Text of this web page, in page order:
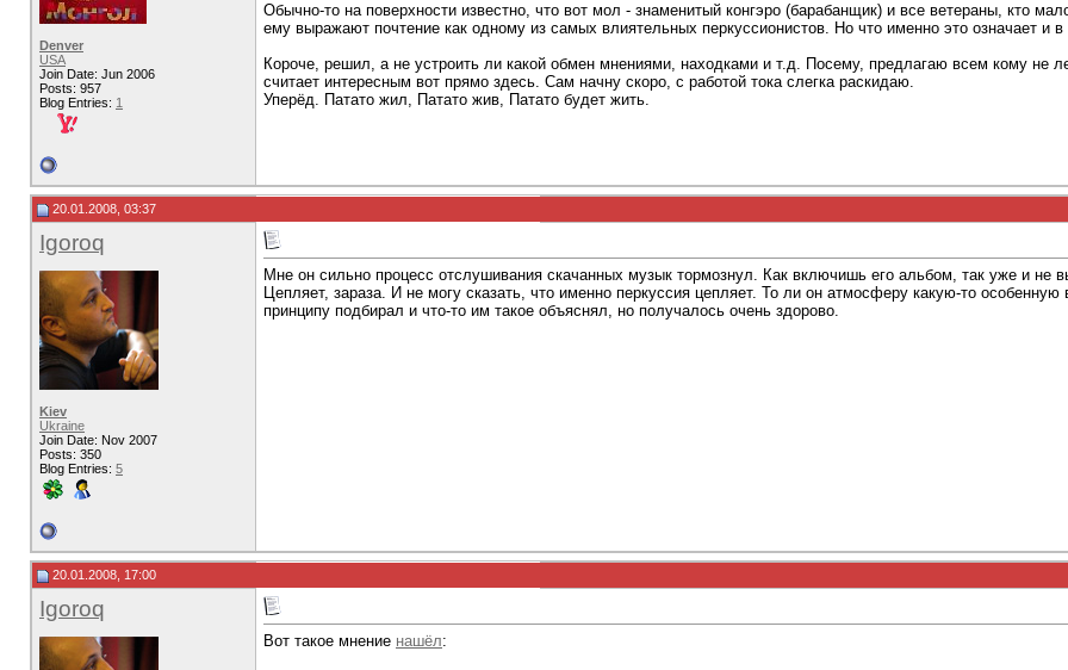
Denver
USA
Join Date: Jun 2006
Posts: 957
Blog Entries: 1
Обычно-то на поверхности известно, что вот мол - знаменитый конгэро (барабанщик) и все ветераны, кто
ему выражают почтение как одному из самых влиятельных перкуссионистов. Но что именно это означает и
Короче, решил, а не устроить ли какой обмен мнениями, находками и т.д. Посему, предлагаю всем кому не
считает интересным вот прямо здесь. Сам начну скоро, с работой тока слегка раскидаю.
Уперёд. Патато жил, Патато жив, Патато будет жить.
20.01.2008, 03:37
Igoroq
Kiev
Ukraine
Join Date: Nov 2007
Posts: 350
Blog Entries: 5
Мне он сильно процесс отслушивания скачанных музык тормознул. Как включишь его альбом, так уже и не
Цепляет, зараза. И не могу сказать, что именно перкуссия цепляет. То ли он атмосферу какую-то
принципу подбирал и что-то им такое объяснял, но получалось очень здорово.
20.01.2008, 17:00
Igoroq
Вот такое мнение нашёл: